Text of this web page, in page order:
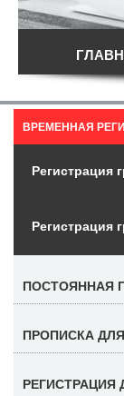
ВРЕМЕННАЯ
Регистрация
Регистрация
ПОСТОЯННАЯ
ПРОПИСКА
РЕГИСТРАЦИЯ